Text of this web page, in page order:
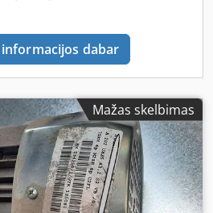
dabar
Mažas skelbimas